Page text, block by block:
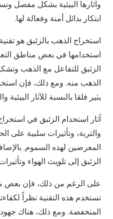
وآثارها البيئية بشكل مفصل
ابتكار بدائل أمنة وفعالة لها.
استخراج الذهب بالزئبق هو
استخدامها في بعض مناطق
الزئبق للتفاعل مع الذهب
الذهب منه. ومع ذلك، فإن
يثير قلقا بالنسبة للآثار البيئية
آثار استخدام الزئبق في
والتربة، وتأثيرات سلبية على
المعرضين لهذه السموم.
الزئبق إلى تلويث الهواء
على الرغم من ذلك، فإن بعض
تستخدم هذه التقنية نظراً
المنخفضة. ومع ذلك، هناك